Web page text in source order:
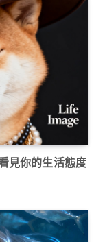
見你的生活態度